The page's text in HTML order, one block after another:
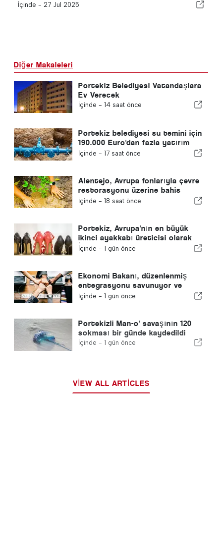
İçinde - 27 Jul 2025
Diğer Makaleleri
Portekiz Belediyesi Vatandaşlara
Ev Verecek
İçinde - 14 saat önce
Portekiz belediyesi su temini için
190.000 Euro'dan fazla yatırım
yapıyor
İçinde - 17 saat önce
Alentejo, Avrupa fonlarıyla çevre
restorasyonu üzerine bahis
yapıyor
İçinde - 18 saat önce
Portekiz, Avrupa'nın en büyük
ikinci ayakkabı üreticisi olarak
İspanya'yı geride bıraktı
İçinde - 1 gün önce
Ekonomi Bakanı, düzenlenmiş
entegrasyonu savunuyor ve
göçmenler için hızlı bir kanal
İçinde - 1 gün önce
Portekizli Man-o' savaşının 120
sokması bir günde kaydedildi
İçinde - 1 gün önce
VIEW ALL ARTICLES